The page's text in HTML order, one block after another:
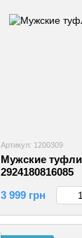
Артикул: 1200309
Мужские туфли
2924180816085
3 999 грн